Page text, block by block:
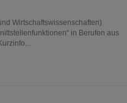
Wirtschaftswissenschaften)
in Berufen aus